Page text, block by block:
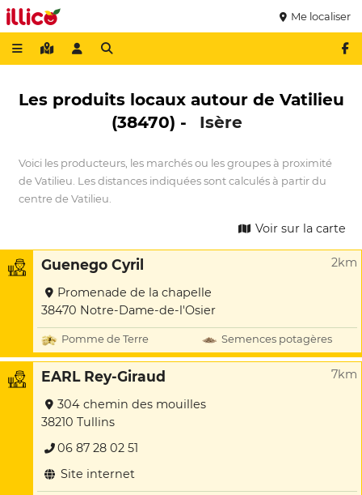
Me localiser
Les produits locaux autour de Vatilieu
(38470) -
Isère
Voici les producteurs, les marchés ou les groupes à proximité
de Vatilieu. Les distances indiquées sont calculés à partir du
centre de Vatilieu.
Voir sur la carte
Guenego Cyril 2km
Promenade de la chapelle
38470 Notre-Dame-de-l'Osier
Pomme de Terre Semences potagères
EARL Rey-Giraud 7km
304 chemin des mouilles
38210 Tullins
06 87 28 02 51
Site internet